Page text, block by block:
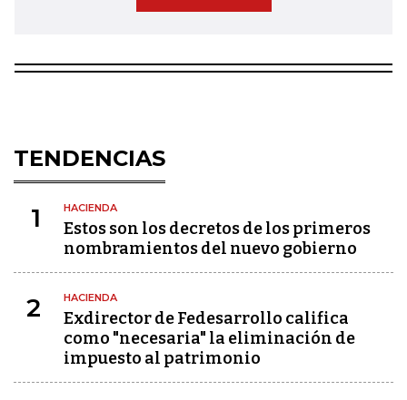
TENDENCIAS
1 HACIENDA
Estos son los decretos de los primeros
nombramientos del nuevo gobierno
2 HACIENDA
Exdirector de Fedesarrollo califica
como "necesaria" la eliminación de
impuesto al patrimonio